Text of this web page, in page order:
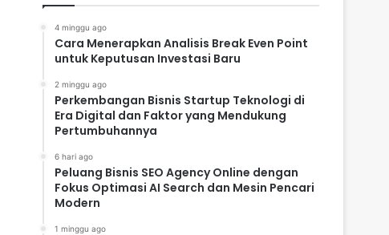
4 minggu ago
Cara Menerapkan Analisis Break Even Point
untuk Keputusan Investasi Baru
2 minggu ago
Perkembangan Bisnis Startup Teknologi di
Era Digital dan Faktor yang Mendukung
Pertumbuhannya
6 hari ago
Peluang Bisnis SEO Agency Online dengan
Fokus Optimasi AI Search dan Mesin Pencari
Modern
1 minggu ago